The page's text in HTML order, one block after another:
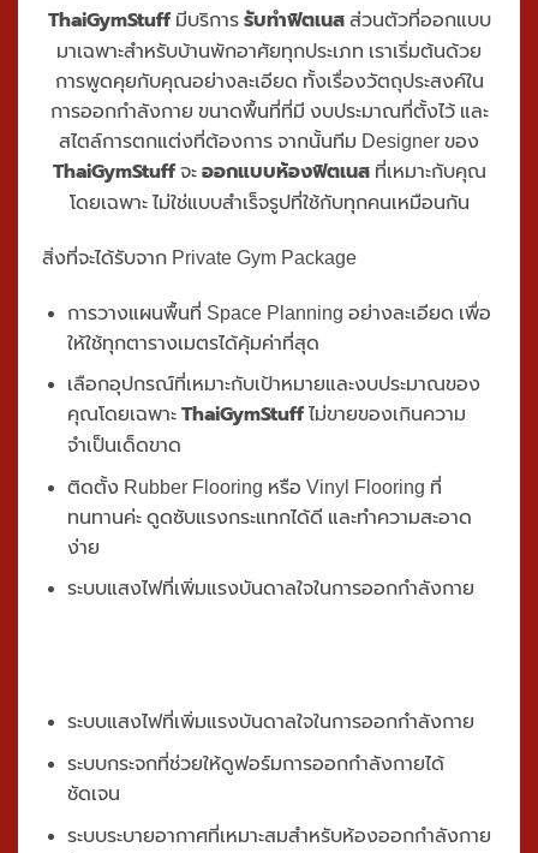
ThaiGymStuffมีบริการ รับทำฟิตเนสส่วนตัวที่ออกแบบ
มาเฉพาะสำหรับบ้านพักอาศัยทุกประเภท เราเริ่มต้นด้วย
การพูดคุยกับคุณอย่างละเอียด ทั้งเรื่องวัตถุประสงค์ใน
การออกกำลังกาย ขนาดพื้นที่ที่มี งบประมาณที่ตั้งไว้ และ
สไตล์การตกแต่งที่ต้องการ จากนั้นทีม Designer ของ
ThaiGymStuffจะ ออกแบบห้องฟิตเนสที่เหมาะกับคุณ
โดยเฉพาะ ไม่ใช่แบบสำเร็จรูปที่ใช้กับทุกคนเหมือนกัน
สิ่งที่จะได้รับจาก Private Gym Package
การวางแผนพื้นที่ Space Planning อย่างละเอียด เพื่อ
ให้ใช้ทุกตารางเมตรได้คุ้มค่าที่สุด
เลือกอุปกรณ์ที่เหมาะกับเป้าหมายและงบประมาณของ
คุณโดยเฉพาะ ThaiGymStuffไม่ขายของเกินความ
จำเป็นเด็ดขาด
ติดตั้ง Rubber Flooring หรือ Vinyl Flooring ที่
ทนทานค่ะ ดูดซับแรงกระแทกได้ดี และทำความสะอาด
ง่าย
ระบบแสงไฟที่เพิ่มแรงบันดาลใจในการออกกำลังกาย
ระบบแสงไฟที่เพิ่มแรงบันดาลใจในการออกกำลังกาย
ระบบกระจกที่ช่วยให้ดูฟอร์มการออกกำลังกายได้
ชัดเจน
ระบบระบายอากาศที่เหมาะสมสำหรับห้องออกกำลังกาย